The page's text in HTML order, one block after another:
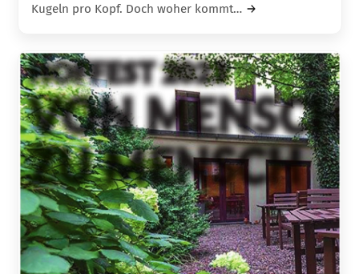
Kugeln pro Kopf. Doch woher kommt…